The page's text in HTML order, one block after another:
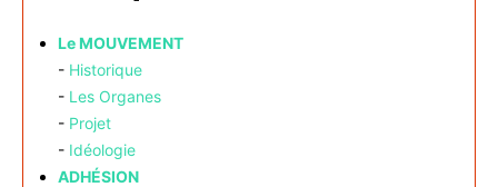
Le MOUVEMENT
- Historique
- Les Organes
- Projet
- Idéologie
ADHÉSION